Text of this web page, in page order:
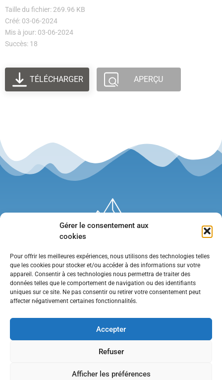
Gérer le consentement aux
cookies
Pour offrir les meilleures expériences, nous utilisons des technologies telles
que les cookies pour stocker et/ou accéder à des informations sur votre
appareil. Consentir à ces technologies nous permettra de traiter des
données telles que le comportement de navigation ou des identifiants
uniques sur ce site. Ne pas consentir ou retirer votre consentement peut
affecter négativement certaines fonctionnalités.
Accepter
Refuser
Afficher les préférences
Taille du fichier: 269.96 KB
Créé: 03-06-2024
Mis à jour: 03-06-2024
Succès: 18
TÉLÉCHARGER APERÇU
•Contact